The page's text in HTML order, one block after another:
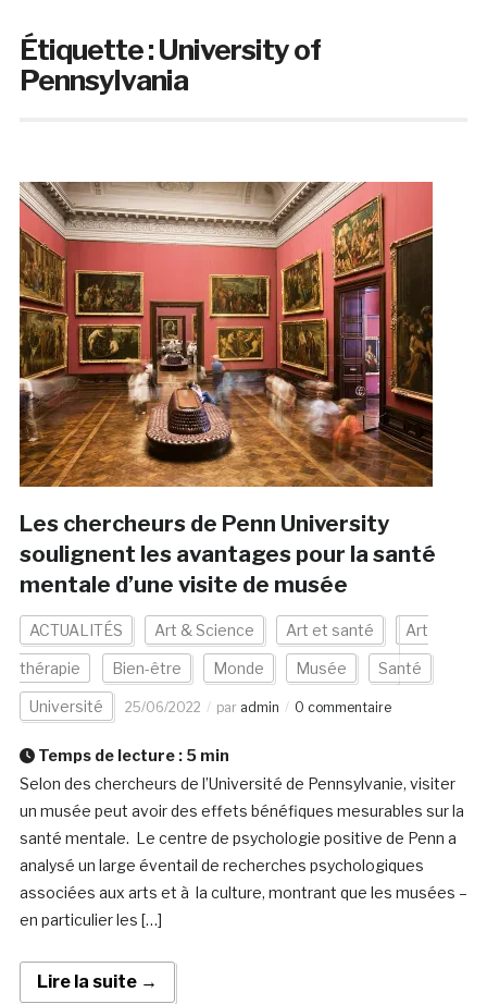
Étiquette :University of
Pennsylvania
Les chercheurs de Penn University
soulignent les avantages pour la santé
mentale d’une visite de musée
ACTUALITÉS Art & Science Art et santé Art
thérapie Bien-être Monde Musée Santé
Université 25/06/2022 par admin 0 commentaire
Temps de lecture : 5 min
Selon des chercheurs de l’Université de Pennsylvanie, visiter
un musée peut avoir des effets bénéfiques mesurables sur la
santé mentale. Le centre de psychologie positive de Penn a
analysé un large éventail de recherches psychologiques
associées aux arts et à la culture, montrant que les musées –
en particulier les […]
Lire la suite →